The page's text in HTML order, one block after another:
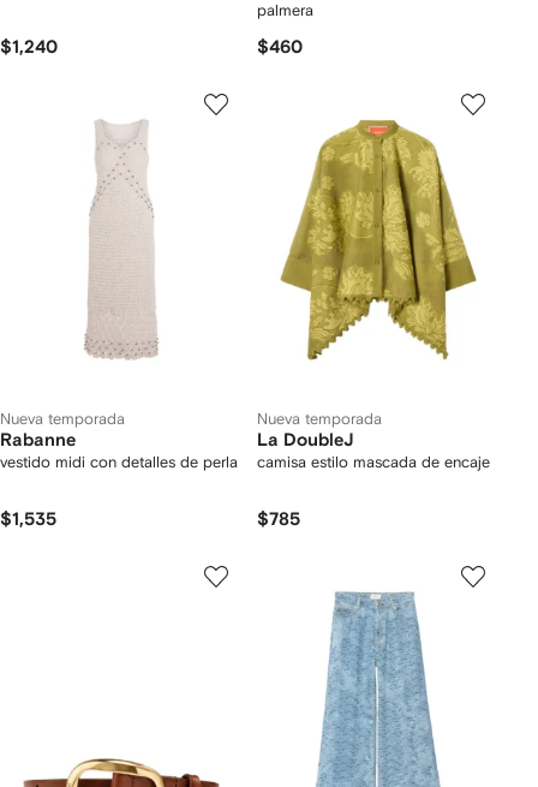
$1,240
palmera
$460
Nueva temporada
Rabanne
vestido midi con detalles de perla
$1,535
Nueva temporada
La DoubleJ
camisa estilo mascada de encaje
$785